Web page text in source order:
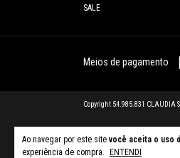
Ao navegar por este site você aceita o uso
experiência de compra.
ENTENDI
SALE
Meios de pagamento
Copyright 54.985.831 CLAUDIA